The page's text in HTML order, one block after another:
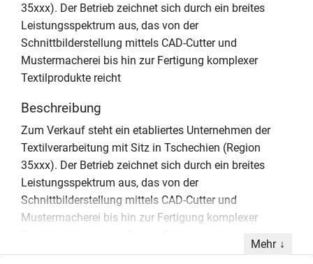
35xxx). Der Betrieb zeichnet sich durch ein breites
Leistungsspektrum aus, das von der
Schnittbilderstellung mittels CAD-Cutter und
Mustermacherei bis hin zur Fertigung komplexer
Textilprodukte reicht
Beschreibung
Zum Verkauf steht ein etabliertes Unternehmen der
Textilverarbeitung mit Sitz in Tschechien (Region
35xxx). Der Betrieb zeichnet sich durch ein breites
Leistungsspektrum aus, das von der
Schnittbilderstellung mittels CAD-Cutter und
Mustermacherei bis hin zur Fertigung komplexer
die Innenausstattung für Reisemobile und Caravans,
Mehr